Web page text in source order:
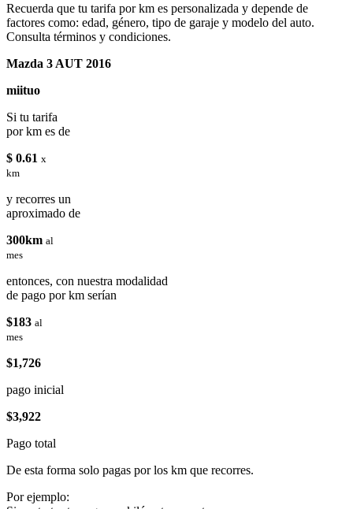
Recuerda que tu tarifa por km es personalizada y depende de
factores como: edad, género, tipo de garaje y modelo del auto.
Consulta términos y condiciones.
Mazda 3 AUT 2016
miituo
Si tu tarifa
por km es de
$ 0.61 x
km
y recorres un
aproximado de
300km al
mes
entonces, con nuestra modalidad
de pago por km serían
$183 al
mes
$1,726
pago inicial
$3,922
Pago total
De esta forma solo pagas por los km que recorres.
Por ejemplo: